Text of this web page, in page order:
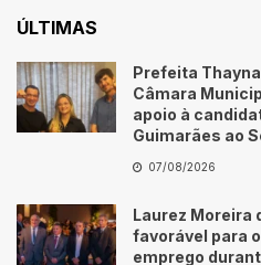
ÚLTIMAS
Prefeita
Câmara
apoio à
Guimarães ao
07/08/2026
Laurez Moreira
favorável para
emprego